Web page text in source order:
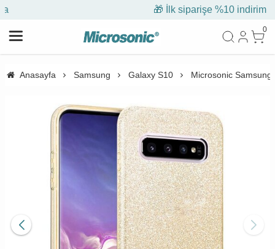
🎁 İlk siparişe %10 indirim
0
Anasayfa Samsung Galaxy S10 Microsonic Samsung